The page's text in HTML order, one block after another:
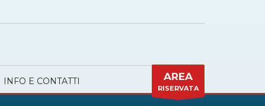
INFO E CONTATTI AREA
RISERVATA